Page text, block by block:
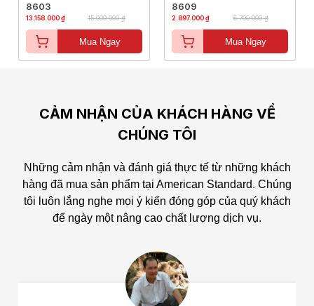
8603
13.158.000 ₫ 15.000.000 ₫
Mua Ngay
8609
2.897.000 ₫ 6.700.000 ₫
Mua Ngay
CẢM NHẬN CỦA KHÁCH HÀNG VỀ
CHÚNG TÔI
Những cảm nhận và đánh giá thực tế từ những khách
hàng đã mua sản phẩm tại American Standard. Chúng
tôi luôn lắng nghe mọi ý kiến đóng góp của quý khách
để ngày một nâng cao chất lượng dịch vụ.